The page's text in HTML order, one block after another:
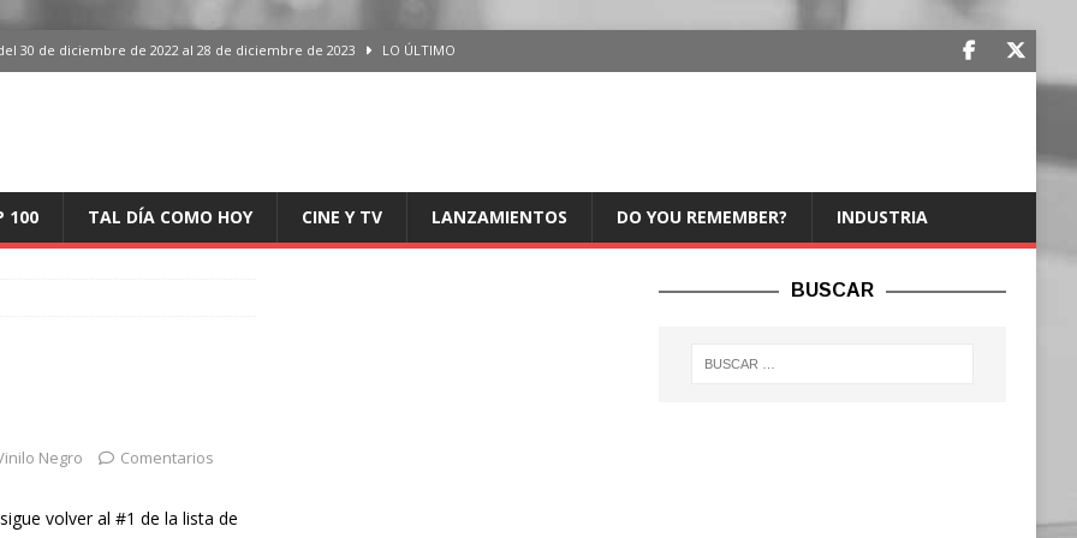
30 de diciembre de 2022 al 28 de diciembre de 2023 LO ÚLTIMO
España, del 30 de diciembre de 2022 al 28 de diciembre de 2023
en España, del 30 de diciembre de 2022 al 28 de diciembre de 2023 LO
100 TAL DÍA COMO HOY CINE Y TV LANZAMIENTOS DO YOU REMEMBER? INDUSTRIA
Negro
Comentarios
volver al #1 de la lista de
BUSCAR